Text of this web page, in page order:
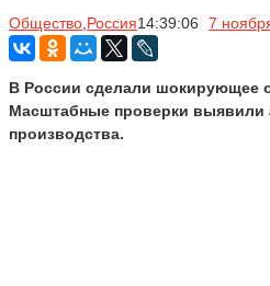
Общество Россия14:39:06 7
В России сделали шокирующее
Масштабные проверки выявили
производства.